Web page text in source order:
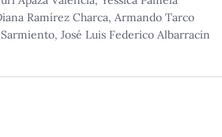
Ramírez Charca, Armando Tarco
José Luis Federico Albarracin